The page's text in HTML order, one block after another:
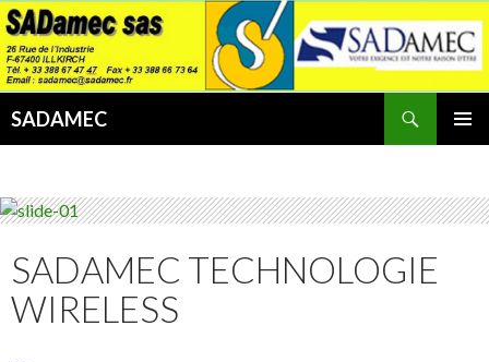
SADAMEC
SADAMEC TECHNOLOGIE
WIRELESS